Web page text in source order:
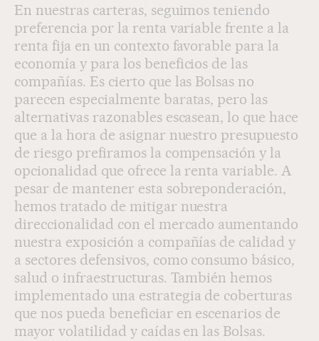
En nuestras carteras, seguimos teniendo
preferencia por la renta variable frente a la
renta fija en un contexto favorable para la
economía y para los beneficios de las
compañías. Es cierto que las Bolsas no
parecen especialmente baratas, pero las
alternativas razonables escasean, lo que hace
que a la hora de asignar nuestro presupuesto
de riesgo prefiramos la compensación y la
opcionalidad que ofrece la renta variable. A
pesar de mantener esta sobreponderación,
hemos tratado de mitigar nuestra
direccionalidad con el mercado aumentando
nuestra exposición a compañías de calidad y
a sectores defensivos, como consumo básico,
salud o infraestructuras. También hemos
implementado una estrategia de coberturas
que nos pueda beneficiar en escenarios de
mayor volatilidad y caídas en las Bolsas.